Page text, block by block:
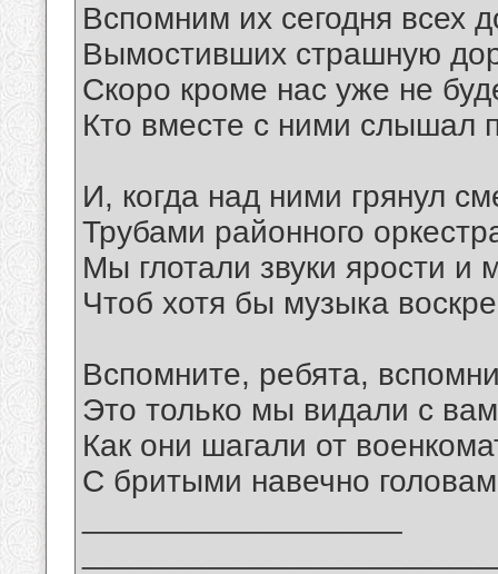
Вспомним их сегодня всех
Вымостивших страшную
Скоро кроме нас уже не
Кто вместе с ними слышал
И, когда над ними грянул
Трубами районного
Мы глотали звуки ярости и
Чтоб хотя бы музыка
Вспомните, ребята,
Это только мы видали с
Как они шагали от
С бритыми навечно